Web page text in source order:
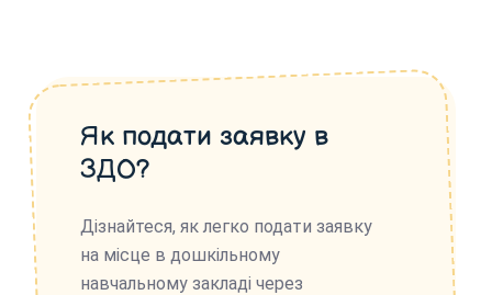
Як подати заявку в
ЗДО?
Дізнайтеся, як легко подати заявку
на місце в дошкільному
навчальному закладі через